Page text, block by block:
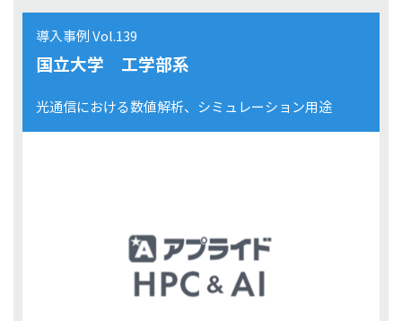
導入事例 Vol.139
国立大学 工学部系
光通信における数値解析、シミュレーション用途